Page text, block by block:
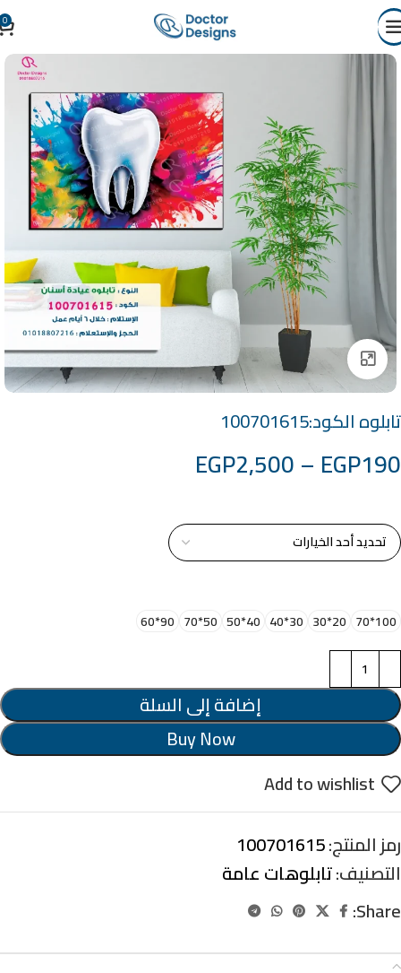
0
Click to enlarge
تابلوه الكود:100701615
EGP190
–
EGP2,500
100*70
20*30
30*40
40*50
50*70
90*60
إضافة إلى السلة
Buy Now
Add to wishlist
رمز المنتج:100701615
التصنيف:تابلوهات عامة
Share: